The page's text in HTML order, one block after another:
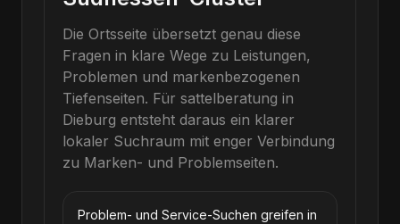
Die Ortsseite übersetzt genau diese
Fragen in klare Wege zu Leistungen,
Problemen und markenbezogenen
Tiefenseiten. Für sattelberatung in
Dieburg entsteht daraus ein klarer
lokaler Suchraum mit enger Verbindung
zu Marken- und Problemseiten.
Problem- und Service-Suchen greifen in